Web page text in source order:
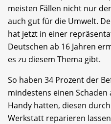
meisten Fällen nicht nur
auch gut für die Umwelt.
hat jetzt in einer
Deutschen ab 16 Jahren
es zu diesem Thema gibt.
So haben 34 Prozent der
mindestens einen
Handy hatten, diesen
Werkstatt reparieren